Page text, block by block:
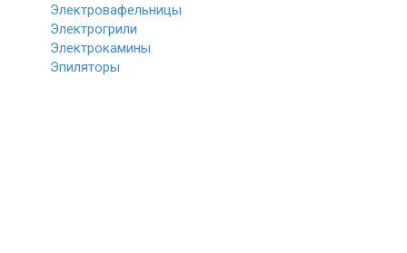
Электровафельницы
Электрогрили
Электрокамины
Эпиляторы